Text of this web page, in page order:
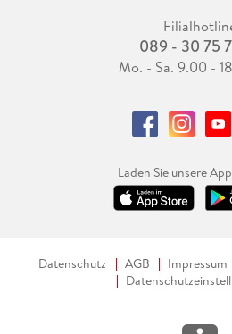
089 - 30 75
Mo. - Sa. 9.00 -
Laden Sie unsere
Datenschutz AGB Impressum